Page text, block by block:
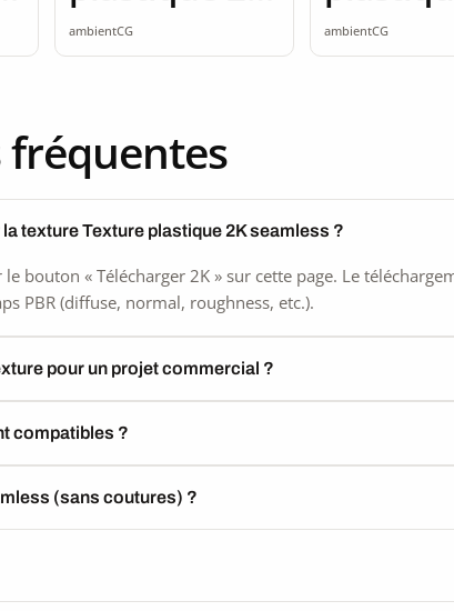
seamless
ambientCG
seamless
ambientCG
texture Texture plastique 2K seamless ?
bouton « Télécharger 2K » sur cette page. Le
PBR (diffuse, normal, roughness, etc.).
pour un projet commercial ?
compatibles ?
(sans coutures) ?